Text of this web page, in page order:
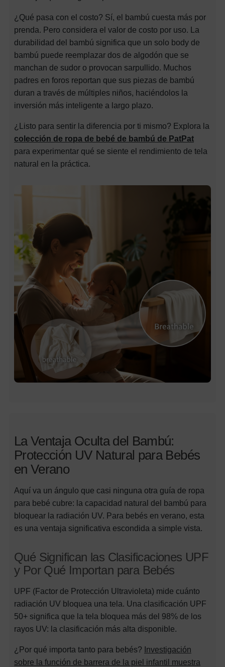
¿Qué pasa con el costo? Sí, el bambú cuesta más por
prenda. Pero considera el valor de costo por uso. La
durabilidad del bambú significa que un solo body de
bambú puede reemplazar dos de algodón que se
manchan de sudor o provocan sarpullido. Muchos
padres en foros reportan que sus piezas de bambú
duran a través de múltiples niños, haciéndolos la
inversión más inteligente a largo plazo.
¿Listo para sentir la diferencia por ti mismo? Explora la
colección de ropa de bebé de bambú de PatPat
para experimentar qué se siente el rendimiento de tela
natural en la práctica.
La Ventaja Oculta del Bambú:
Protección UV Natural para Bebés
en Verano
Aquí va un ángulo que casi ninguna otra guía de ropa
para bebé cubre: la capacidad natural del bambú para
bloquear la radiación UV. Para bebés en verano, esta
es una ventaja significativa escondida a simple vista.
Qué Significan las Clasificaciones UPF
y Por Qué Importan para Bebés
UPF (Factor de Protección Ultravioleta) mide cuánto
radiación UV bloquea una tela. Una clasificación UPF
50+ significa que la tela bloquea más del 98% de los
rayos UV: la clasificación más alta disponible.
¿Por qué importa tanto para bebés? Investigación
sobre la función de barrera de la piel infantil muestra